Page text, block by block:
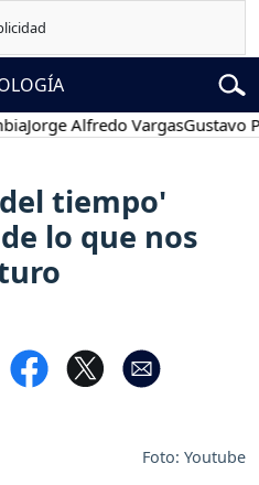
Alfredo VargasGustavo Petro
tiempo'
lo que nos
Foto: Youtube